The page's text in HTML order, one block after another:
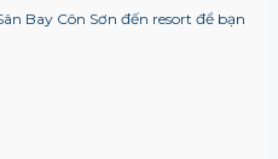
Bay Côn Sơn đến resort để bạn